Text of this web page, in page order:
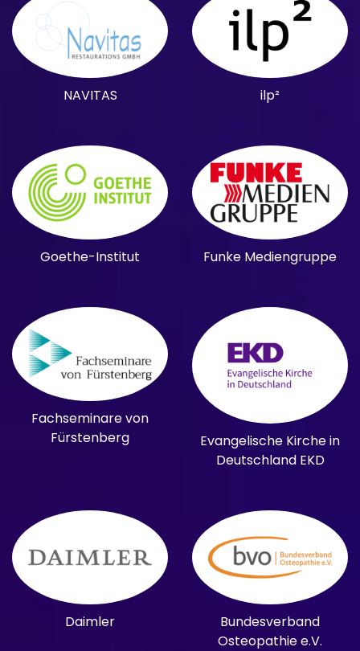
NAVITAS ilp²
Goethe-Institut Funke Mediengruppe
Fachseminare von
Fürstenberg
Evangelische Kirche in
Deutschland EKD
Daimler
Bundesverband
Osteopathie e.V.